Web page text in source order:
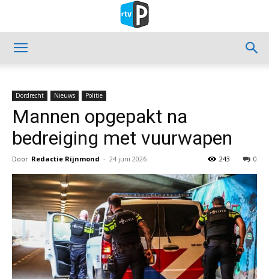
Dordrecht Nieuws Politie
Mannen opgepakt na
bedreiging met vuurwapen
Door Redactie Rijnmond - 24 juni 2026 0
243